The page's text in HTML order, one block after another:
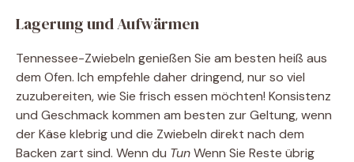
Lagerung und Aufwärmen
Tennessee-Zwiebeln genießen Sie am besten heiß aus
dem Ofen. Ich empfehle daher dringend, nur so viel
zuzubereiten, wie Sie frisch essen möchten! Konsistenz
und Geschmack kommen am besten zur Geltung, wenn
der Käse klebrig und die Zwiebeln direkt nach dem
Backen zart sind. Wenn du TunWenn Sie Reste übrig